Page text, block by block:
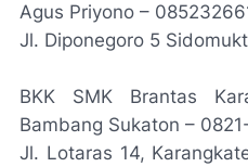
Agus Priyono –
Jl. Diponegoro 5
BKK SMK Brantas
Bambang Sukaton –
Jl. Lotaras 14,